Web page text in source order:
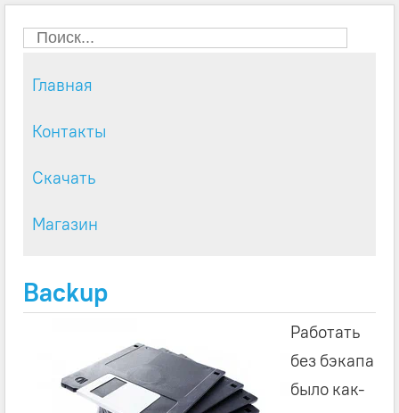
Главная
Контакты
Скачать
Магазин
Backup
Работать
без бэкапа
было как-